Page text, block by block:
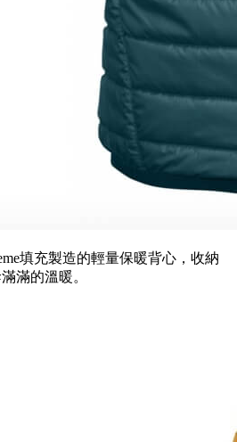
填充製造的輕量保暖背心，收納
滿的溫暖。